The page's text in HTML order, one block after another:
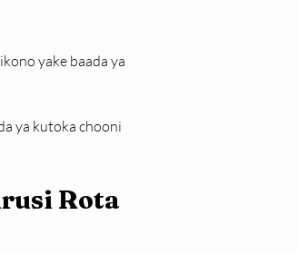
yake baada ya
ya kutoka chooni
Rota